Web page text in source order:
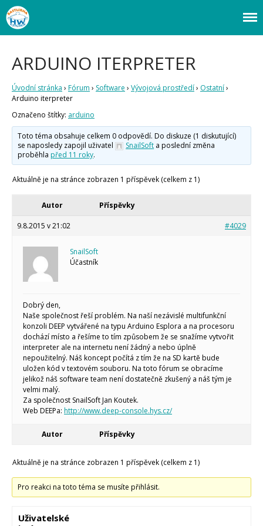
Fórum
Články
Vaše projekty
Co je to Arduino?
Začínáme s Arduinem
Arduino Software
Arduino se Zbyškem Vodou
Webový magazín o bastlení a tvoření. Naučte se základy programování a
elektroniky zábavnou formou! Arduino a microbit projekty, návody,
ARDUINO ITERPRETER
Úvodní stránka › Fórum › Software › Vývojová prostředí› Ostatní›
Arduino iterpreter
Označeno štítky: arduino
Toto téma obsahuje celkem 0 odpovědí. Do diskuze (1 diskutující)
se naposledy zapojil uživatel
SnailSoft a poslední změna
proběhla před 11 roky.
Aktuálně je na stránce zobrazen 1 příspěvek (celkem z 1)
Autor Příspěvky
9.8.2015 v 21:02 #4029
SnailSoft
Účastník
Dobrý den,
Naše společnost řeší problém. Na naší nezávislé multifunkční
konzoli DEEP vytvářené na typu Arduino Esplora a na procesoru
dochází místo a řešíme to tím způsobem že se snažíme vytvořit
interpreter ale na internetu není žádný a nebo úplně
nepoužitelný. Náš koncept počítá z tím že na SD kartě bude
uložen kód v textovém souboru. Na toto fórum se obracíme
jelikož náš software team není dostatečně zkušený a náš tým je
velmi malý.
Za společnost SnailSoft Jan Koutek.
Web DEEPa: http://www.deep-console.hys.cz/
Autor Příspěvky
Aktuálně je na stránce zobrazen 1 příspěvek (celkem z 1)
Pro reakci na toto téma se musíte přihlásit.
Uživatelské